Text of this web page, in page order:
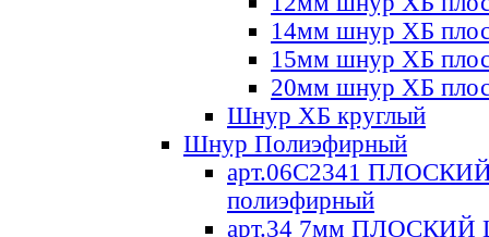
14мм шнур ХБ
15мм шнур ХБ
20мм шнур ХБ
Шнур ХБ круглый
Шнур Полиэфирный
арт.06С2341
полиэфирный
арт.34 7мм ПЛОСКИЙ